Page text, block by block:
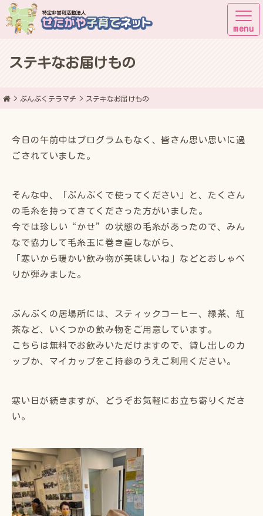
ステキなお届けもの
ぶんぶくテラマチ ステキなお届けもの
今日の午前中はプログラムもなく、皆さん思い思いに過
ごされていました。
そんな中、「ぶんぶくで使ってください」と、たくさん
の毛糸を持ってきてくださった方がいました。
今では珍しい“かせ”の状態の毛糸があったので、みん
なで協力して毛糸玉に巻き直しながら、
「寒いから暖かい飲み物が美味しいね」などとおしゃべ
りが弾みました。
ぶんぶくの居場所には、スティックコーヒー、緑茶、紅
茶など、いくつかの飲み物をご用意しています。
こちらは無料でお飲みいただけますので、貸し出しのカ
ップか、マイカップをご持参のうえご利用ください。
寒い日が続きますが、どうぞお気軽にお立ち寄りくださ
い。